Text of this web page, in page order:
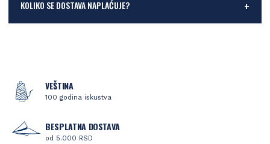
KOLIKO SE DOSTAVA NAPLAĆUJE?
VEŠTINA
100 godina iskustva
BESPLATNA DOSTAVA
od 5.000 RSD